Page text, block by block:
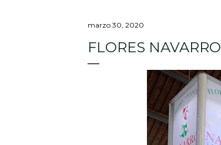
marzo 30, 2020
FLORES NAVARRO